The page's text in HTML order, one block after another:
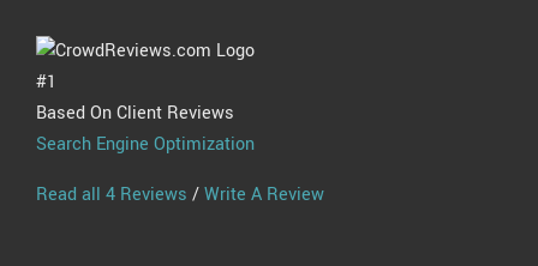
#1
Based On Client Reviews
Search Engine Optimization
Read all 4 Reviews /Write A Review